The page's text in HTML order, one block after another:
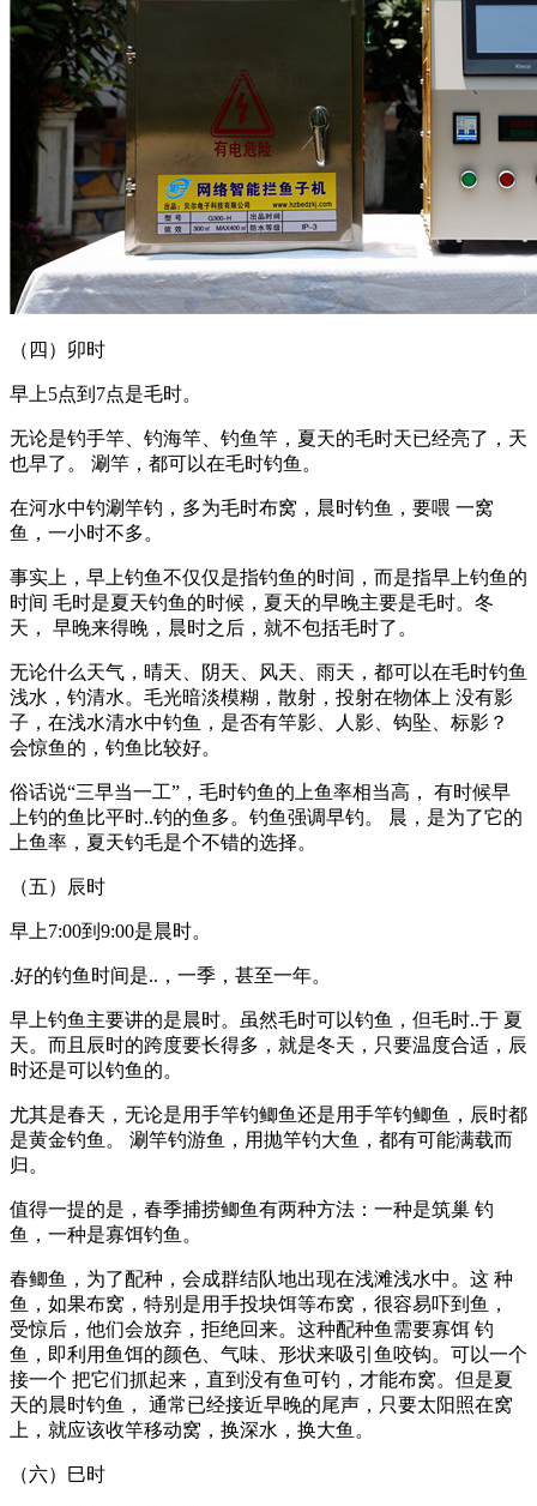
（四）卯时
早上5点到7点是毛时。
无论是钓手竿、钓海竿、钓鱼竿，夏天的毛时天已经亮了，天
也早了。 涮竿，都可以在毛时钓鱼。
在河水中钓涮竿钓，多为毛时布窝，晨时钓鱼，要喂 一窝
鱼，一小时不多。
事实上，早上钓鱼不仅仅是指钓鱼的时间，而是指早上钓鱼的
时间 毛时是夏天钓鱼的时候，夏天的早晚主要是毛时。冬
天， 早晚来得晚，晨时之后，就不包括毛时了。
无论什么天气，晴天、阴天、风天、雨天，都可以在毛时钓鱼
浅水，钓清水。毛光暗淡模糊，散射，投射在物体上 没有影
子，在浅水清水中钓鱼，是否有竿影、人影、钩坠、标影？
会惊鱼的，钓鱼比较好。
俗话说“三早当一工”，毛时钓鱼的上鱼率相当高， 有时候早
上钓的鱼比平时..钓的鱼多。钓鱼强调早钓。 晨，是为了它的
上鱼率，夏天钓毛是个不错的选择。
（五）辰时
早上7:00到9:00是晨时。
.好的钓鱼时间是..，一季，甚至一年。
早上钓鱼主要讲的是晨时。虽然毛时可以钓鱼，但毛时..于 夏
天。而且辰时的跨度要长得多，就是冬天，只要温度合适，辰
时还是可以钓鱼的。
尤其是春天，无论是用手竿钓鲫鱼还是用手竿钓鲫鱼，辰时都
是黄金钓鱼。 涮竿钓游鱼，用抛竿钓大鱼，都有可能满载而
归。
值得一提的是，春季捕捞鲫鱼有两种方法：一种是筑巢 钓
鱼，一种是寡饵钓鱼。
春鲫鱼，为了配种，会成群结队地出现在浅滩浅水中。这 种
鱼，如果布窝，特别是用手投块饵等布窝，很容易吓到鱼，
受惊后，他们会放弃，拒绝回来。这种配种鱼需要寡饵 钓
鱼，即利用鱼饵的颜色、气味、形状来吸引鱼咬钩。可以一个
接一个 把它们抓起来，直到没有鱼可钓，才能布窝。但是夏
天的晨时钓鱼， 通常已经接近早晚的尾声，只要太阳照在窝
上，就应该收竿移动窝，换深水，换大鱼。
（六）巳时